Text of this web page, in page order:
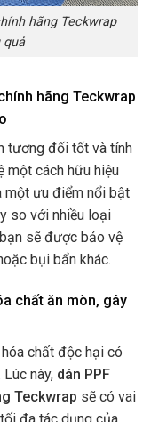
hãng Teckwrap
quả
hãng Teckwrap
tương đối tốt và tính
một cách hữu hiệu
một ưu điểm nổi bật
so với nhiều loại
sẽ được bảo vệ
bụi bẩn khác.
chất ăn mòn, gây
chất độc hại có
này, dán PPF
Teckwrap sẽ có vai